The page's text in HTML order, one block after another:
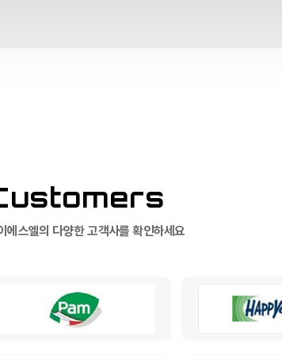
에스엘의 다양한 고객사를 확인하세요